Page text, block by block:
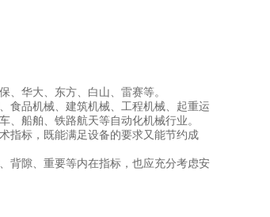
华大、东方、白山、雷赛等。
品机械、建筑机械、工程机械、起重运
船舶、铁路航天等自动化机械行业。
标，既能满足设备的要求又能节约成
背隙、重要等内在指标，也应充分考虑安